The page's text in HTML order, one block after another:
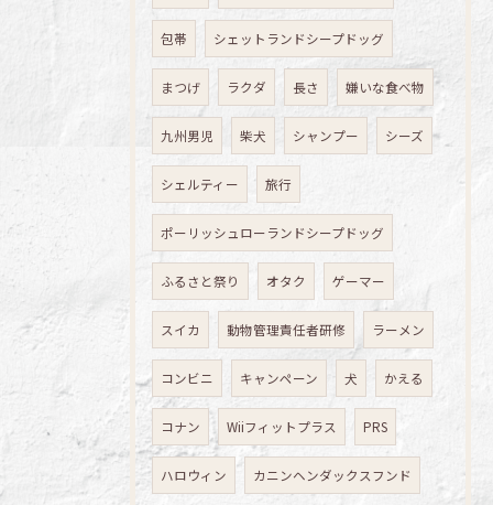
包帯 シェットランドシープドッグ
まつげ ラクダ 長さ 嫌いな食べ物
九州男児 柴犬 シャンプー シーズ
シェルティー 旅行
ポーリッシュローランドシープドッグ
ふるさと祭り オタク ゲーマー
スイカ 動物管理責任者研修 ラーメン
コンビニ キャンペーン 犬 かえる
コナン Wiiフィットプラス PRS
ハロウィン カニンヘンダックスフンド